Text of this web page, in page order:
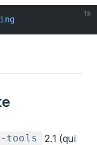
ts
tools
2.1 (qui